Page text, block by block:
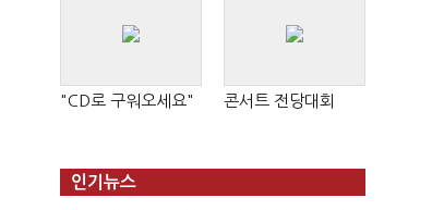
"CD로 구워오세요" 콘서트 전당대회
인기뉴스